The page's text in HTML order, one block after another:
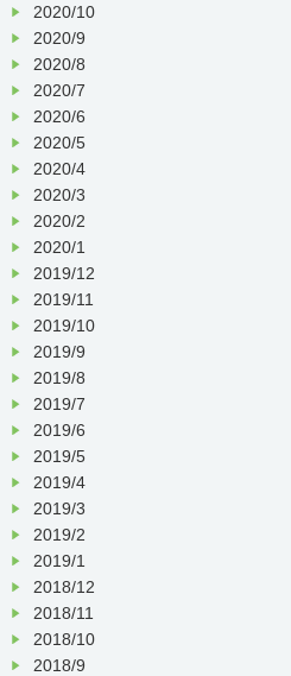
2020/10
2020/9
2020/8
2020/7
2020/6
2020/5
2020/4
2020/3
2020/2
2020/1
2019/12
2019/11
2019/10
2019/9
2019/8
2019/7
2019/6
2019/5
2019/4
2019/3
2019/2
2019/1
2018/12
2018/11
2018/10
2018/9